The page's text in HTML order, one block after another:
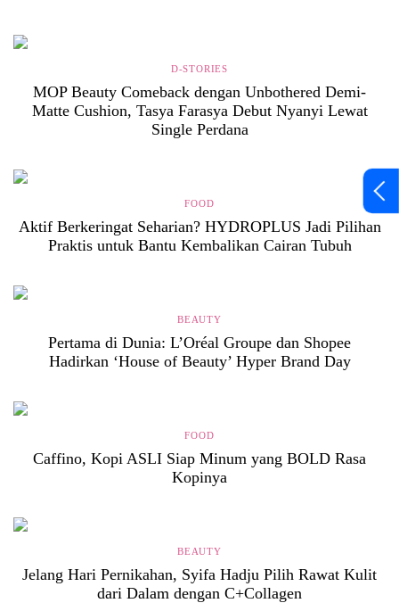
D-STORIES
MOP Beauty Comeback dengan Unbothered Demi-
Matte Cushion, Tasya Farasya Debut Nyanyi Lewat
Single Perdana
FOOD
Aktif Berkeringat Seharian? HYDROPLUS Jadi Pilihan
Praktis untuk Bantu Kembalikan Cairan Tubuh
BEAUTY
Pertama di Dunia: L’Oréal Groupe dan Shopee
Hadirkan ‘House of Beauty’ Hyper Brand Day
FOOD
Caffino, Kopi ASLI Siap Minum yang BOLD Rasa
Kopinya
BEAUTY
Jelang Hari Pernikahan, Syifa Hadju Pilih Rawat Kulit
dari Dalam dengan C+Collagen